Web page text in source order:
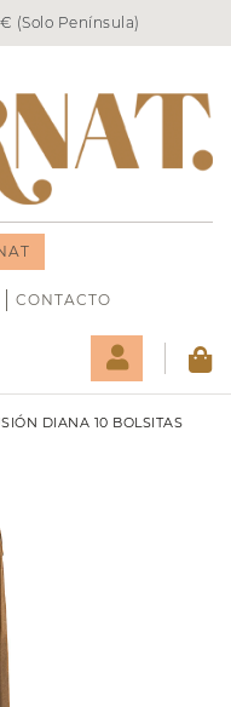
(Solo Península)
CONTACTO
DIANA 10 BOLSITAS